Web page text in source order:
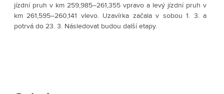
jízdní pruh v km 259,985–261,355 vpravo a levý jízdní pruh v
km 261,595–260,141 vlevo. Uzavírka začala v sobou 1. 3. a
potrvá do 23. 3. Následovat budou další etapy.